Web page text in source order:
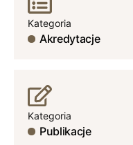
Kategoria
Akredytacje
Kategoria
Publikacje